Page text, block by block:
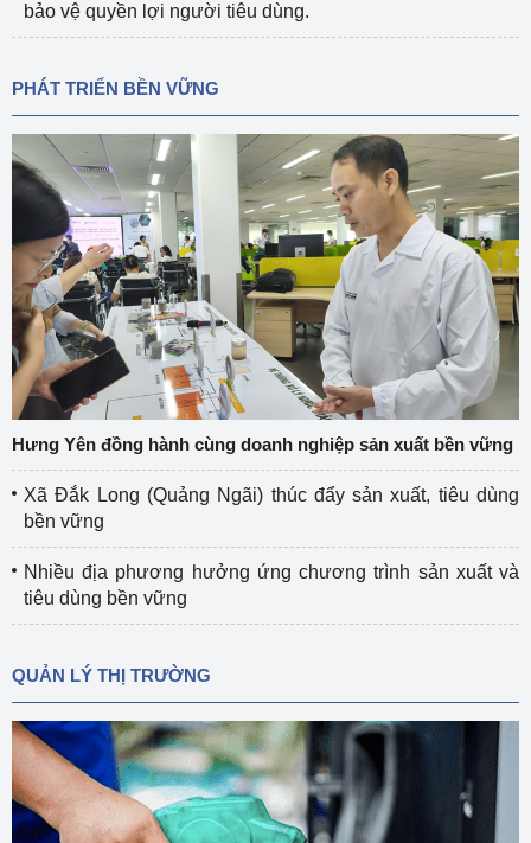
bảo vệ quyền lợi người tiêu dùng.
PHÁT TRIỂN BỀN VỮNG
Hưng Yên đồng hành cùng doanh nghiệp sản xuất bền vững
Xã Đắk Long (Quảng Ngãi) thúc đẩy sản xuất, tiêu dùng
bền vững
Nhiều địa phương hưởng ứng chương trình sản xuất và
tiêu dùng bền vững
QUẢN LÝ THỊ TRƯỜNG